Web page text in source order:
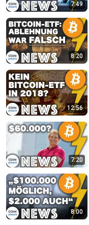
7:49
8:20
12:56
7:20
8:00